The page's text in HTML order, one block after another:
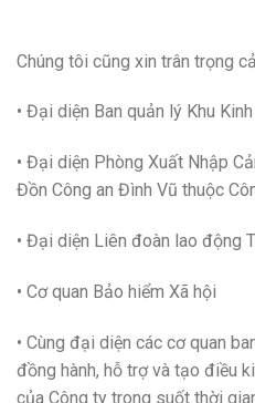
Chúng tôi cũng xin trân trọng
• Đại diện Ban quản lý Khu
• Đại diện Phòng Xuất Nhập
Đồn Công an Đình Vũ thuộc
• Đại diện Liên đoàn lao động
• Cơ quan Bảo hiểm Xã hội
• Cùng đại diện các cơ quan
đồng hành, hỗ trợ và tạo điều
của Công ty trong suốt thời